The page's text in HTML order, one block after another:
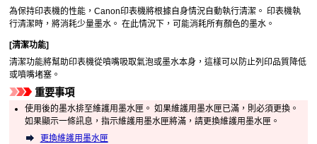
為保持印表機的性能，Canon印表機將根據自身情況自動執行清潔。 印表機執
行清潔時，將消耗少量墨水。 在此情況下，可能消耗所有顏色的墨水。
[清潔功能]
清潔功能將幫助印表機從噴嘴吸取氣泡或墨水本身，這樣可以防止列印品質降低
或噴嘴堵塞。
重要事項
使用後的墨水排至維護用墨水匣 。 如果維護用墨水匣已滿，則必須更換。
如果顯示一條訊息，指示維護用墨水匣將滿，請更換維護用墨水匣 。
更換維護用墨水匣